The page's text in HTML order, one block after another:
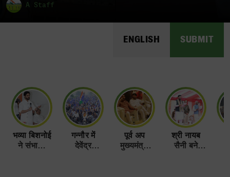
A Staff
ENGLISH SUBMIT
भव्या बिशनोई
ने संभाली
गन्नौर में
देवेंद्र
पूर्व अप
मुख्यमंत्री
श्री नायब
सैनी बने